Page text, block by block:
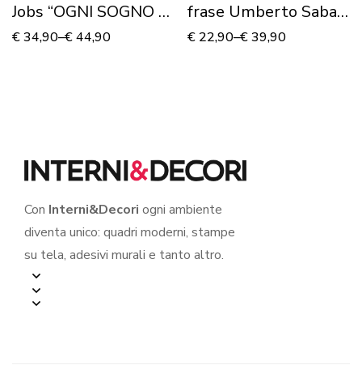
Jobs “OGNI SOGNO A
CUI RINUNCI…”
€34,90–€44,90
frase Umberto Saba
“IL MEGLIO DEL
€ 22,90–€39,90
Con Interni&Decori ogni ambiente
diventa unico: quadri moderni, stampe
su tela, adesivi murali e tanto altro.